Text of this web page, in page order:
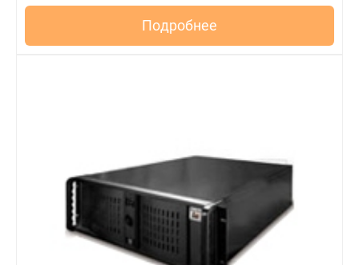
Подробнее